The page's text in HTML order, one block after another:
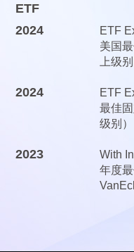
ETF
2024
ETF
美国
上级别
2024
ETF
最佳
级别）
2023
With
年度